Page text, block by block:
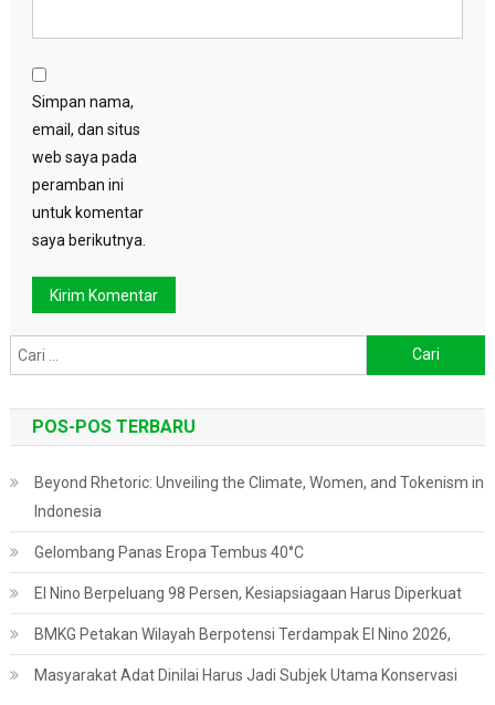
Simpan nama,
email, dan situs
web saya pada
peramban ini
untuk komentar
saya berikutnya.
untuk:
POS-POS TERBARU
Beyond Rhetoric: Unveiling the Climate, Women, and Tokenism in
Indonesia
Gelombang Panas Eropa Tembus 40°C
El Nino Berpeluang 98 Persen, Kesiapsiagaan Harus Diperkuat
BMKG Petakan Wilayah Berpotensi Terdampak El Nino 2026,
Masyarakat Adat Dinilai Harus Jadi Subjek Utama Konservasi